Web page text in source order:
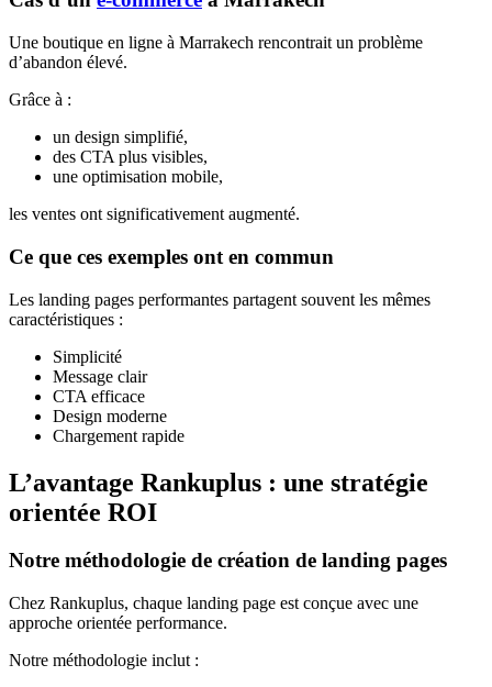
Une boutique en ligne à Marrakech rencontrait un problème
d’abandon élevé.
Grâce à :
un design simplifié,
des CTA plus visibles,
une optimisation mobile,
les ventes ont significativement augmenté.
Ce que ces exemples ont en commun
Les landing pages performantes partagent souvent les mêmes
caractéristiques :
Simplicité
Message clair
CTA efficace
Design moderne
Chargement rapide
L’avantage Rankuplus : une stratégie
orientée ROI
Notre méthodologie de création de landing pages
Chez Rankuplus, chaque landing page est conçue avec une
approche orientée performance.
Notre méthodologie inclut :